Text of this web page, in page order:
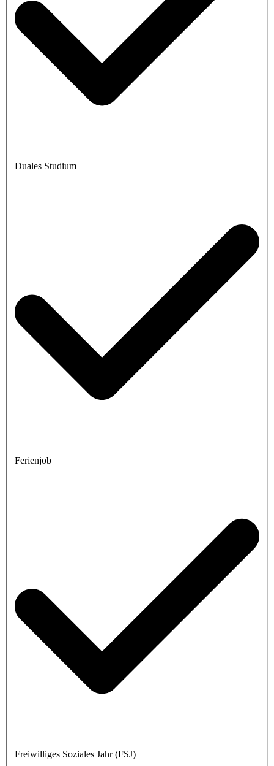
Duales Studium
Ferienjob
Freiwilliges Soziales Jahr (FSJ)